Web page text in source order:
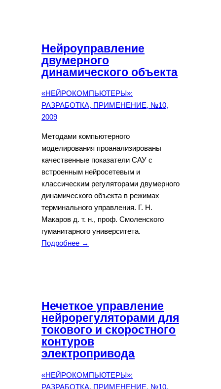
Нейроуправление
двумерного
динамического объекта
«НЕЙРОКОМПЬЮТЕРЫ»:
РАЗРАБОТКА, ПРИМЕНЕНИЕ, №10,
2009
Методами компьютерного
моделирования проанализированы
качественные показатели САУ с
встроенным нейросетевым и
классическим регуляторами двумерного
динамического объекта в режимах
терминального управления. Г. Н.
Макаров д. т. н., проф. Смоленского
гуманитарного университета.
Подробнее →
Нечеткое управление
нейрорегуляторами для
токового и скоростного
контуров
электропривода
«НЕЙРОКОМПЬЮТЕРЫ»:
РАЗРАБОТКА, ПРИМЕНЕНИЕ, №10,